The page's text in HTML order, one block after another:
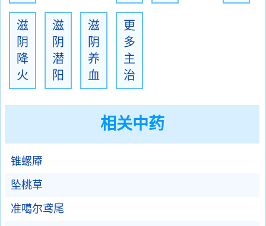
滋
阴
降
火
滋
阴
潜
阳
滋
阴
养
血
更
多
主
治
相关中药
锥螺厣
坠桃草
准噶尔鸢尾